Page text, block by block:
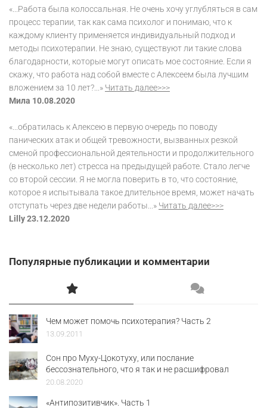
«...Работа была колоссальная. Не очень хочу углубляться в сам
процесс терапии, так как сама психолог и понимаю, что к
каждому клиенту применяется индивидуальный подход и
методы психотерапии. Не знаю, существуют ли такие слова
благодарности, которые могут описать мое состояние. Если я
скажу, что работа над собой вместе с Алексеем была лучшим
вложением за 10 лет?...» Читать далее>>>
Мила 10.08.2020
«...обратилась к Алексею в первую очередь по поводу
панических атак и общей тревожности, вызванных резкой
сменой профессиональной деятельности и продолжительного
(в несколько лет) стресса на предыдущей работе. Стало легче
со второй сессии. Я не могла поверить в то, что состояние,
которое я испытывала такое длительное время, может начать
отступать через две недели работы...» Читать далее>>>
Lilly 23.12.2020
Популярные публикации и комментарии
Чем может помочь психотерапия? Часть 2
13.09.2011
Сон про Муху-Цокотуху, или послание
бессознательного, что я так и не расшифровал
20.08.2020
«Антипозитивчик». Часть 1